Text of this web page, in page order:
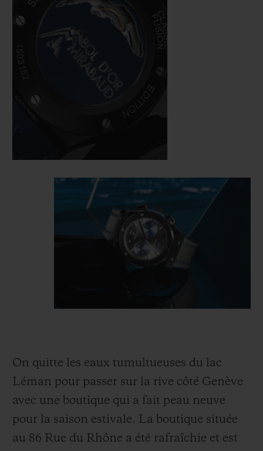
On quitte les eaux tumultueuses du lac
Léman pour passer sur la rive côté Genève
avec une boutique qui a fait peau neuve
pour la saison estivale. La boutique située
au 86 Rue du Rhône a été rafraîchie et est